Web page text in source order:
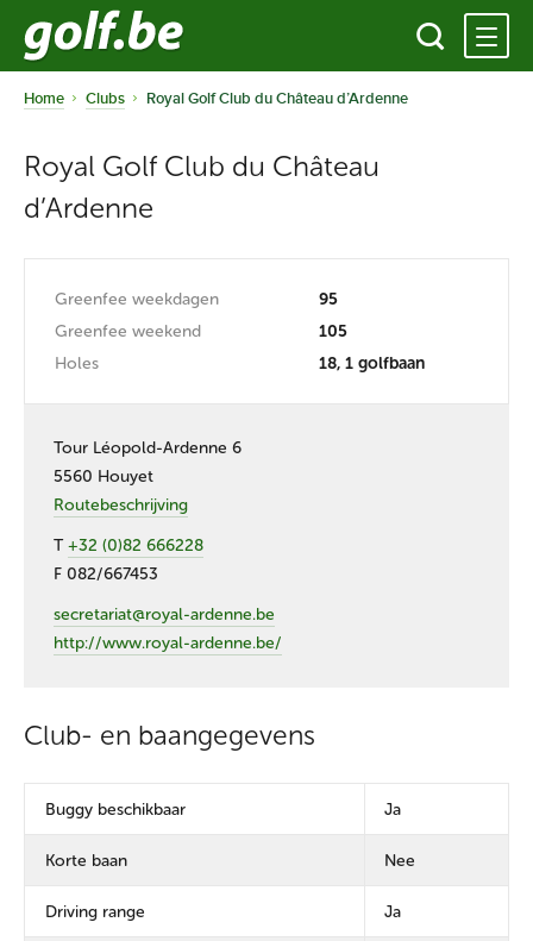
Home Clubs Royal Golf Club du Château d’Ardenne
Royal Golf Club du Château
d’Ardenne
Greenfee weekdagen
95
Greenfee weekend
105
Holes
18, 1 golfbaan
Tour Léopold-Ardenne 6
5560 Houyet
Routebeschrijving
T+32 (0)82 666228
F 082/667453
secretariat@royal-ardenne.be
http://www.royal-ardenne.be/
Club- en baangegevens
Buggy beschikbaar Ja
Korte baan Nee
Driving range Ja